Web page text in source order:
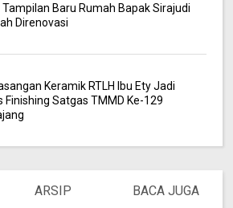
Tampilan Baru Rumah Bapak Sirajudi
Direnovasi
Keramik RTLH Ibu Ety Jadi
Finishing Satgas TMMD Ke-129
ARSIP BACA JUGA